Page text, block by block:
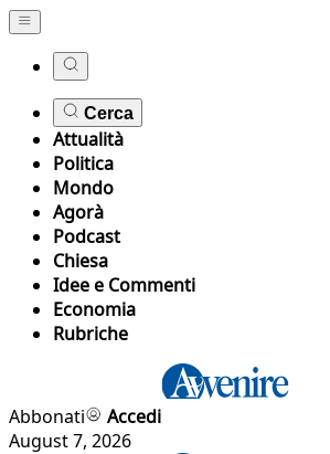
Cerca
Attualità
Politica
Mondo
Agorà
Podcast
Chiesa
Idee e Commenti
Economia
Rubriche
Abbonati
Accedi
August 7, 2026